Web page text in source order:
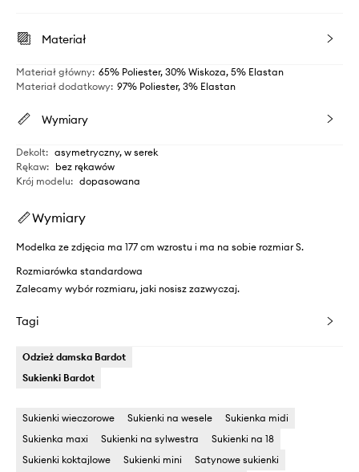
Materiał
Materiał główny: 65% Poliester, 30% Wiskoza, 5% Elastan
Materiał dodatkowy: 97% Poliester, 3% Elastan
Wymiary
Dekolt: asymetryczny, w serek
Rękaw: bez rękawów
Krój modelu: dopasowana
Wymiary
Modelka ze zdjęcia ma 177 cm wzrostu i ma na sobie rozmiar S.
Rozmiarówka standardowa
Zalecamy wybór rozmiaru, jaki nosisz zazwyczaj.
Tagi
Odzież damska Bardot
Sukienki Bardot
Sukienki wieczorowe Sukienki na wesele
Sukienka midi
Sukienka maxi
Sukienki na sylwestra
Sukienki na 18
Sukienki koktajlowe
Sukienki mini
Satynowe sukienki